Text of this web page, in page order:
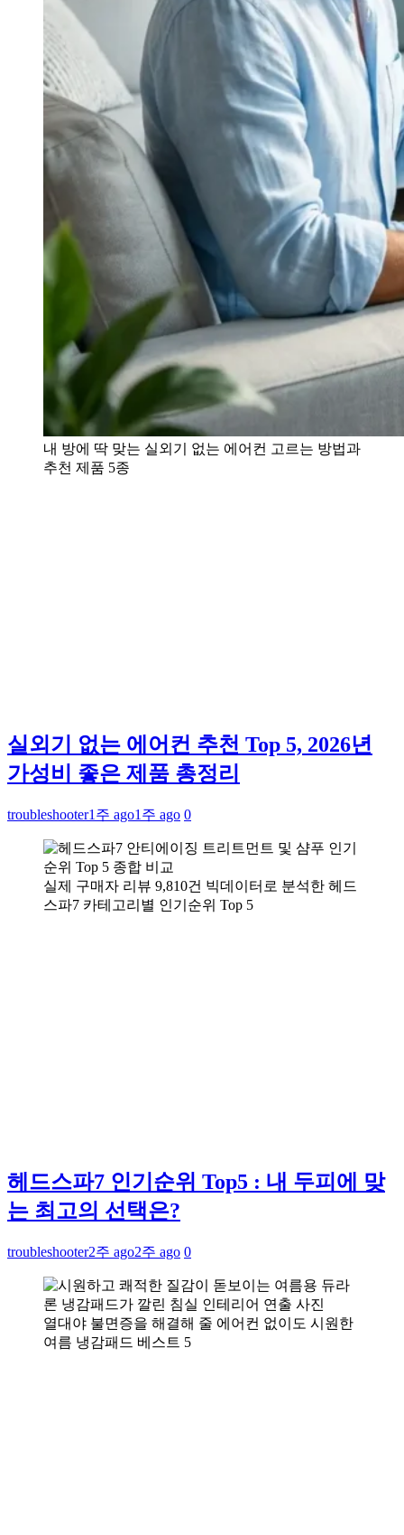
내 방에 딱 맞는 실외기 없는 에어컨 고르는 방법과
추천 제품 5종
실외기 없는 에어컨 추천 Top 5, 2026년
가성비 좋은 제품 총정리
troubleshooter1주 ago1주 ago 0
실제 구매자 리뷰 9,810건 빅데이터로 분석한 헤드
스파7 카테고리별 인기순위 Top 5
헤드스파7 인기순위 Top5 : 내 두피에 맞
는 최고의 선택은?
troubleshooter2주 ago2주 ago 0
열대야 불면증을 해결해 줄 에어컨 없이도 시원한
여름 냉감패드 베스트 5